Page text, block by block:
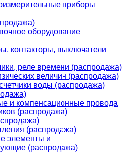
приборы
оборудование
контакторы, выключатели
реле времени (распродажа)
величин (распродажа)
воды (распродажа)
и компенсационные провода
(распродажа)
(распродажа)
элементы и
(распродажа)